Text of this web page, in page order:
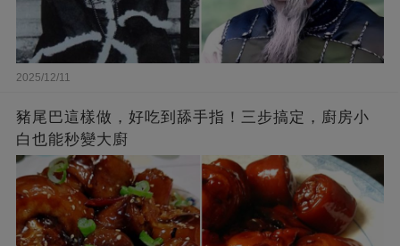
2025/12/11
豬尾巴這樣做，好吃到舔手指！三步搞定，廚房小
白也能秒變大廚